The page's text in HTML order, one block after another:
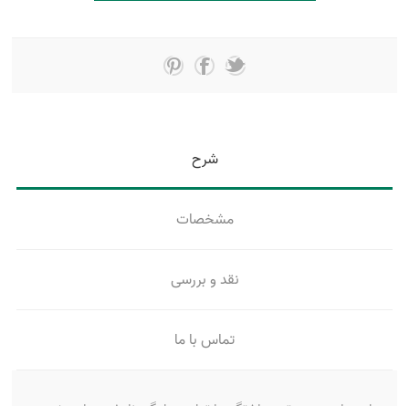
شرح
مشخصات
نقد و بررسی
تماس با ما